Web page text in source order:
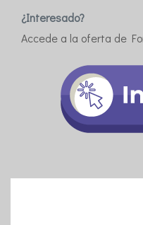
¿Interesado?
Accede a la oferta de